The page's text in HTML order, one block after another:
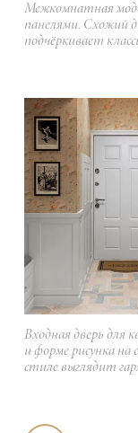
Межкомнатная
панелями. Схожий
подчёркивает
Входная дверь для
и форме рисунка на
стиле выглядит